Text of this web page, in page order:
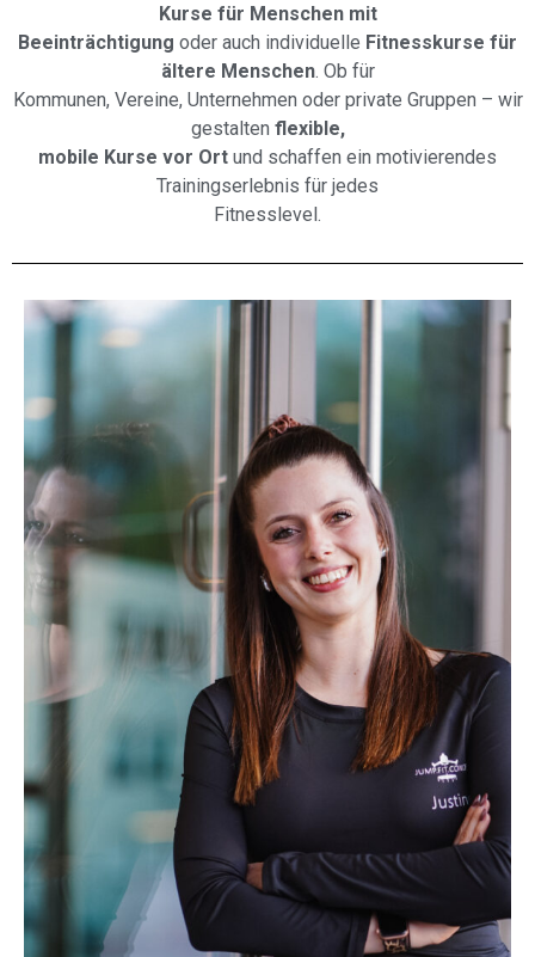
Kurse für Menschen mit
Beeinträchtigung oder auch individuelle Fitnesskurse für
ältere Menschen. Ob für
Kommunen, Vereine, Unternehmen oder private Gruppen – wir
gestalten flexible,
mobile Kurse vor Ort und schaffen ein motivierendes
Trainingserlebnis für jedes
Fitnesslevel.